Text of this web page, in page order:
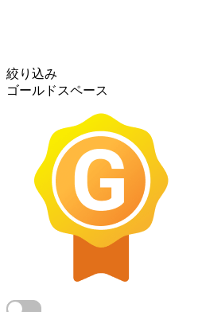
絞り込み
ゴールドスペース